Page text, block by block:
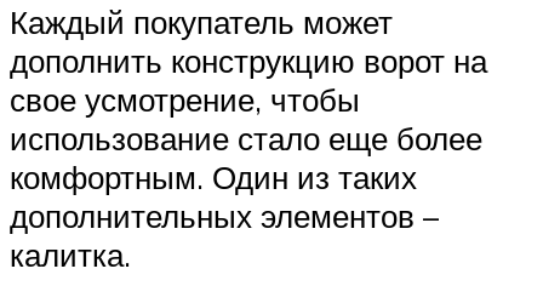
Каждый покупатель может
дополнить конструкцию ворот на
свое усмотрение, чтобы
использование стало еще более
комфортным. Один из таких
дополнительных элементов –
калитка.